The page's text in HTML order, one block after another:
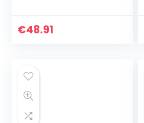
16GB/2 x 8GB,
€48.91